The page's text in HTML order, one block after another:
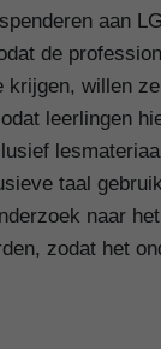
aan
de
willen ze
leerlingen
taal
naar
zodat het